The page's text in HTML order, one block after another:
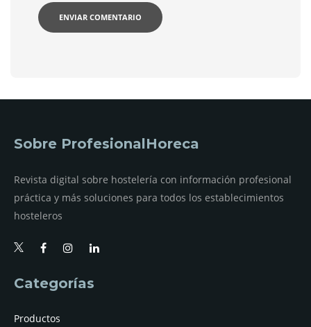
Sobre ProfesionalHoreca
Revista digital sobre hostelería con información profesional
práctica y más soluciones para todos los establecimientos
hosteleros
Categorías
Productos